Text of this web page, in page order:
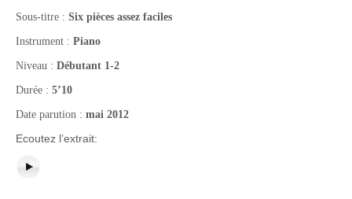
Sous-titre : Six pièces assez faciles
Instrument : Piano
Niveau : Débutant 1-2
Durée : 5’10
Date parution : mai 2012
Ecoutez l’extrait: